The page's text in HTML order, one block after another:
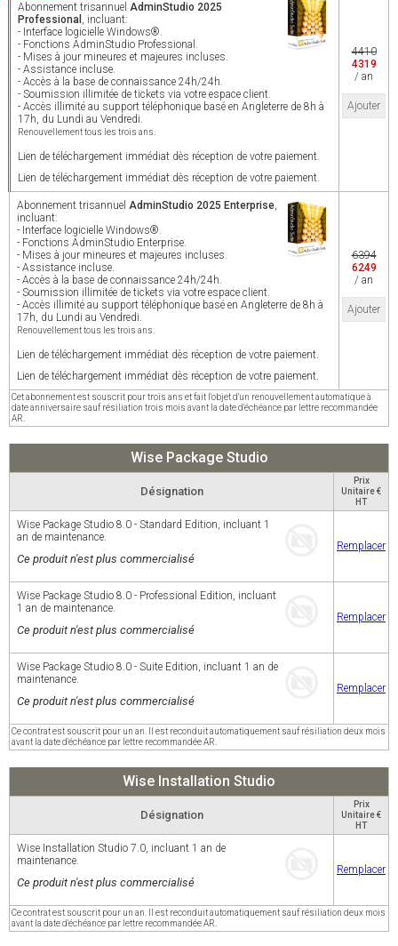
Abonnement trisannuel AdminStudio 2025
Professional , incluant:
- Interface logicielle Windows®.
- Fonctions AdminStudio Professional.
- Mises à jour mineures et majeures incluses.
- Assistance incluse.
- Accès à la base de connaissance 24h/24h.
- Soumission illimitée de tickets via votre espace client.
- Accès illimité au support téléphonique basé en Angleterre de 8h à
17h, du Lundi au Vendredi.
Renouvellement tous les trois ans.
Lien de téléchargement immédiat dès réception de votre paiement.
Lien de téléchargement immédiat dès réception de votre paiement.
4410
4319
/ an
Ajouter
Abonnement trisannuel AdminStudio 2025 Enterprise,
incluant:
- Interface logicielle Windows®.
- Fonctions AdminStudio Enterprise.
- Mises à jour mineures et majeures incluses.
- Assistance incluse.
- Accès à la base de connaissance 24h/24h.
- Soumission illimitée de tickets via votre espace client.
- Accès illimité au support téléphonique basé en Angleterre de 8h à
17h, du Lundi au Vendredi.
Renouvellement tous les trois ans.
Lien de téléchargement immédiat dès réception de votre paiement.
Lien de téléchargement immédiat dès réception de votre paiement.
6394
6249
/ an
Ajouter
Cet abonnement est souscrit pour trois ans et fait l'objet d'un renouvellement automatique à
date anniversaire sauf résiliation trois mois avant la date d'échéance par lettre recommandée
AR.
Wise Package Studio
Désignation
Prix
Unitaire €
HT
Wise Package Studio 8.0 - Standard Edition, incluant 1
an de maintenance.
Ce produit n'est plus commercialisé
Remplacer
Wise Package Studio 8.0 - Professional Edition, incluant
1 an de maintenance.
Ce produit n'est plus commercialisé
Remplacer
Wise Package Studio 8.0 - Suite Edition, incluant 1 an de
maintenance.
Ce produit n'est plus commercialisé
Remplacer
Ce contrat est souscrit pour un an. Il est reconduit automatiquement sauf résiliation deux mois
avant la date d'échéance par lettre recommandée AR.
Wise Installation Studio
Désignation
Prix
Unitaire €
HT
Wise Installation Studio 7.0, incluant 1 an de
maintenance.
Ce produit n'est plus commercialisé
Remplacer
Ce contrat est souscrit pour un an. Il est reconduit automatiquement sauf résiliation deux mois
avant la date d'échéance par lettre recommandée AR.